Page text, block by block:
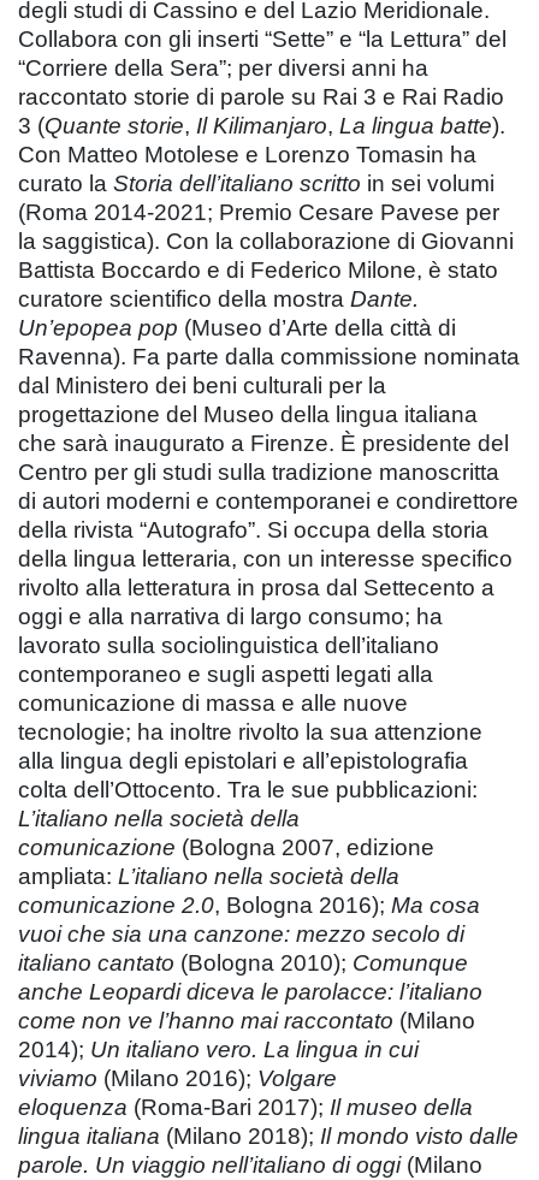
degli studi di Cassino e del Lazio Meridionale.
Collabora con gli inserti “Sette” e “la Lettura” del
“Corriere della Sera”; per diversi anni ha
raccontato storie di parole su Rai 3 e Rai Radio
3 (Quante storie, Il Kilimanjaro, La lingua batte).
Con Matteo Motolese e Lorenzo Tomasin ha
curato la Storia dell’italiano scritto in sei volumi
(Roma 2014-2021; Premio Cesare Pavese per
la saggistica). Con la collaborazione di Giovanni
Battista Boccardo e di Federico Milone, è stato
curatore scientifico della mostra Dante.
Un’epopea pop (Museo d’Arte della città di
Ravenna). Fa parte dalla commissione nominata
dal Ministero dei beni culturali per la
progettazione del Museo della lingua italiana
che sarà inaugurato a Firenze. È presidente del
Centro per gli studi sulla tradizione manoscritta
di autori moderni e contemporanei e condirettore
della rivista “Autografo”. Si occupa della storia
della lingua letteraria, con un interesse specifico
rivolto alla letteratura in prosa dal Settecento a
oggi e alla narrativa di largo consumo; ha
lavorato sulla sociolinguistica dell’italiano
contemporaneo e sugli aspetti legati alla
comunicazione di massa e alle nuove
tecnologie; ha inoltre rivolto la sua attenzione
alla lingua degli epistolari e all’epistolografia
colta dell’Ottocento. Tra le sue pubblicazioni:
L’italiano nella società della
comunicazione (Bologna 2007, edizione
ampliata: L’italiano nella società della
comunicazione 2.0, Bologna 2016); Ma cosa
vuoi che sia una canzone: mezzo secolo di
italiano cantato (Bologna 2010); Comunque
anche Leopardi diceva le parolacce: l’italiano
come non ve l’hanno mai raccontato (Milano
2014); Un italiano vero. La lingua in cui
viviamo (Milano 2016); Volgare
eloquenza (Roma-Bari 2017); Il museo della
lingua italiana (Milano 2018); Il mondo visto dalle
parole. Un viaggio nell’italiano di oggi (Milano